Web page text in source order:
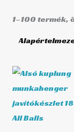
1–100 termék,